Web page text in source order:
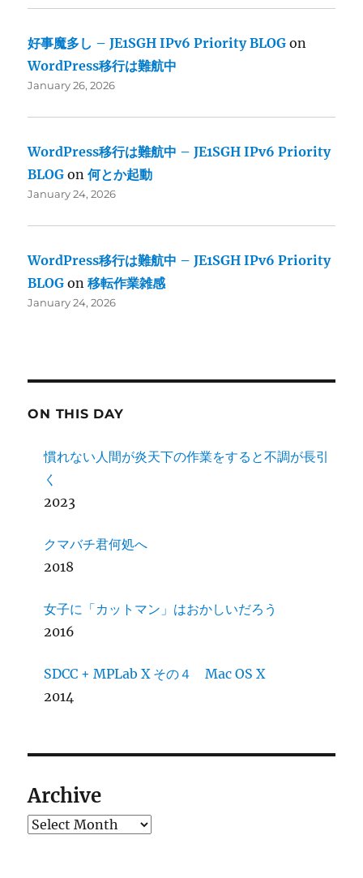
好事魔多し – JE1SGH IPv6 Priority BLOG on
WordPress移行は難航中
January 26, 2026
WordPress移行は難航中 – JE1SGH IPv6 Priority
BLOG on何とか起動
January 24, 2026
WordPress移行は難航中 – JE1SGH IPv6 Priority
BLOG on移転作業雑感
January 24, 2026
ON THIS DAY
慣れない人間が炎天下の作業をすると不調が長引
く
2023
クマバチ君何処へ
2018
女子に「カットマン」はおかしいだろう
2016
SDCC + MPLab X その４ Mac OS X
2014
Archive
Archives